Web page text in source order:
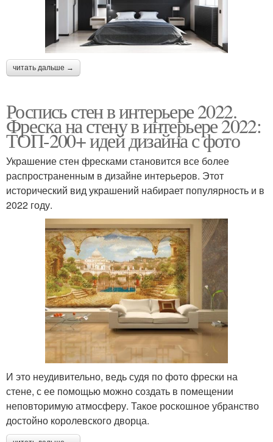
читать дальше →
Роспись стен в интерьере 2022.
Фреска на стену в интерьере 2022:
ТОП-200+ идей дизайна с фото
Украшение стен фресками становится все более
распространенным в дизайне интерьеров. Этот
исторический вид украшений набирает популярность и в
2022 году.
И это неудивительно, ведь судя по фото фрески на
стене, с ее помощью можно создать в помещении
неповторимую атмосферу. Такое роскошное убранство
достойно королевского дворца.